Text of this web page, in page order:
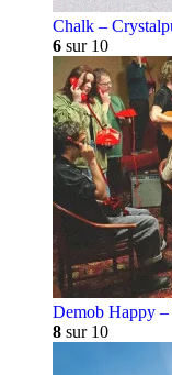
Chalk –
6 sur 10
Demob Happy
8 sur 10